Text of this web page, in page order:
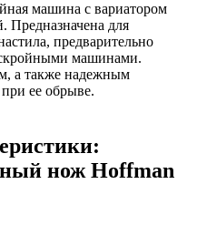
машина с вариатором
Предназначена для
предварительно
машинами.
а также надежным
ее обрыве.
нож Hoffman